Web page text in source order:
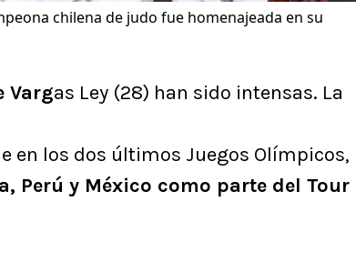
chilena de judo fue homenajeada en su
Vargas Ley (28) han sido intensas. La
en los dos últimos Juegos Olímpicos,
Perú y México como parte del Tour